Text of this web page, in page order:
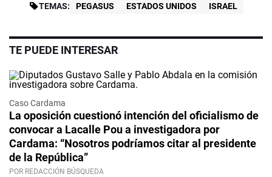
TEMAS: PEGASUS ESTADOS UNIDOS ISRAEL
TE PUEDE INTERESAR
Caso Cardama
La oposición cuestionó intención del oficialismo de
convocar a Lacalle Pou a investigadora por
Cardama: “Nosotros podríamos citar al presidente
de la República”
POR REDACCIÓN BÚSQUEDA